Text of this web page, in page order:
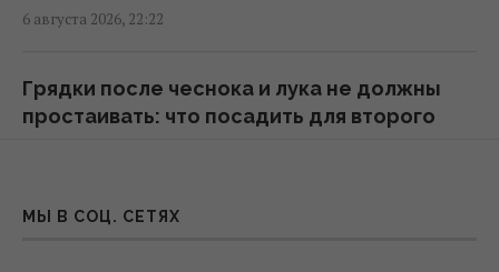
21:42 четверг, 06 августа 2026
Чем Украина может уничтожать
"Искандеры": эксперты назвали
6 августа 2026, 22:22
Грядки после чеснока и лука не должны
простаивать: что посадить для второго
МЫ В СОЦ. СЕТЯХ